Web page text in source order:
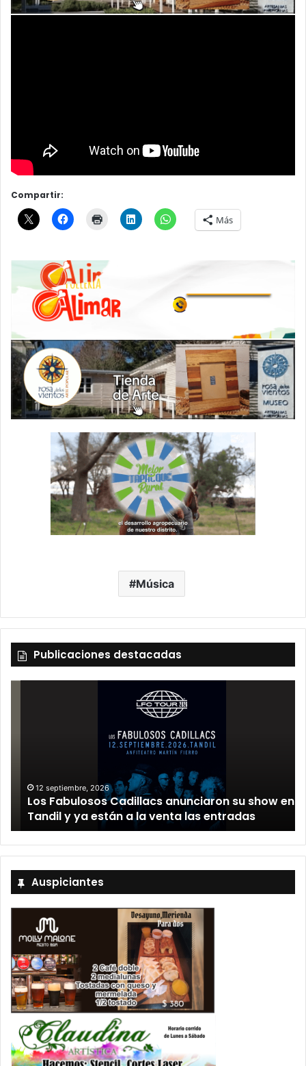
Compartir:
Más
Música
Publicaciones destacadas
12 septiembre, 2026
Los Fabulosos Cadillacs anunciaron su show en
Tandil y ya están a la venta las entradas
Auspiciantes